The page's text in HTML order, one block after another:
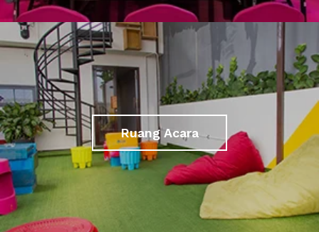
Ruang Acara